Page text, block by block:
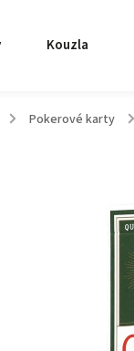
Kouzla
/ Pokerové karty /